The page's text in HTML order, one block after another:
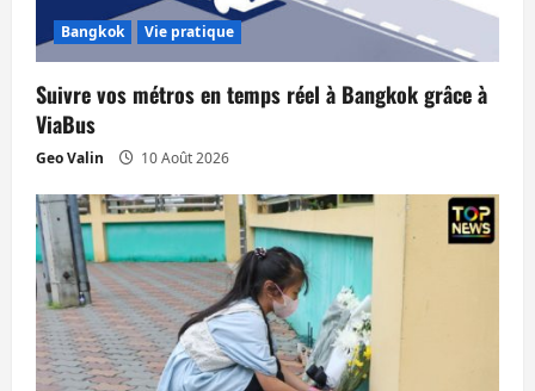
a
r
t
i
c
l
e
Bangkok Vie pratique
Suivre vos métros en temps réel à Bangkok grâce à
ViaBus
Geo Valin 10 Août 2026